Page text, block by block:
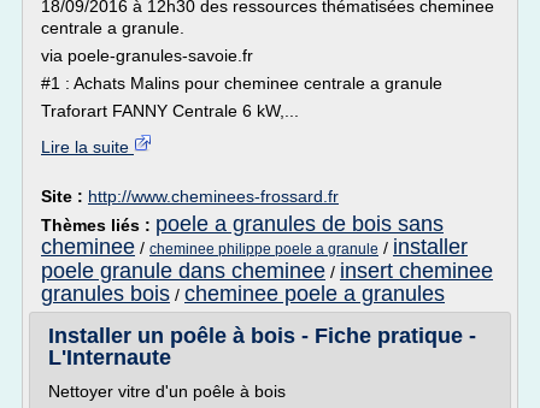
18/09/2016 à 12h30 des ressources thématisées cheminee
centrale a granule.
via poele-granules-savoie.fr
#1 : Achats Malins pour cheminee centrale a granule
Traforart FANNY Centrale 6 kW,...
Lire la suite
Site : http://www.cheminees-frossard.fr
Thèmes liés : poele a granules de bois sans
cheminee / cheminee philippe poele a granule / installer
poele granule dans cheminee / insert cheminee
granules bois / cheminee poele a granules
Installer un poêle à bois - Fiche pratique -
L'Internaute
Nettoyer vitre d'un poêle à bois